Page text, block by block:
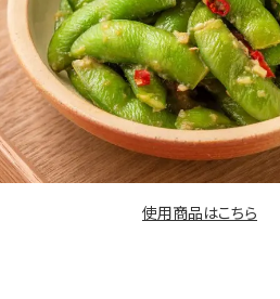
使用商品はこちら